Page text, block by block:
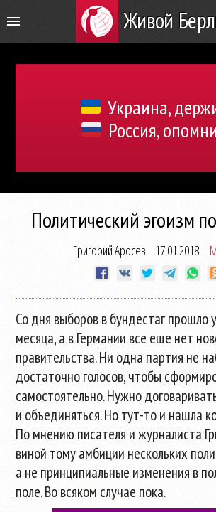
Живой
Украина,
Россия,
Политический эгоизм
Григорий Аросев 17.01.2018
Со дня выборов в бундестаг прошло
месяца, а в Германии все еще нет
правительства. Ни одна партия не
достаточно голосов, чтобы
самостоятельно. Нужно
и объединяться. Нотут-тои нашла
По мнению писателя и журналиста
виной тому амбиции нескольких
а не принципиальные изменения в
поле. Во всяком случае пока.